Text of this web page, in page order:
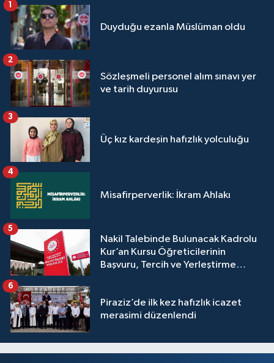
Duyduğu ezanla Müslüman oldu
1
Sözleşmeli personel alım sınavı yer
ve tarih duyurusu
2
Üç kız kardeşin hafızlık yolculuğu
3
Misafirperverlik: İkram Ahlakı
4
Nakil Talebinde Bulunacak Kadrolu
Kur’an Kursu Öğreticilerinin
Başvuru, Tercih ve Yerleştirme
5
Piraziz’de ilk kez hafızlık icazet
merasimi düzenlendi
6